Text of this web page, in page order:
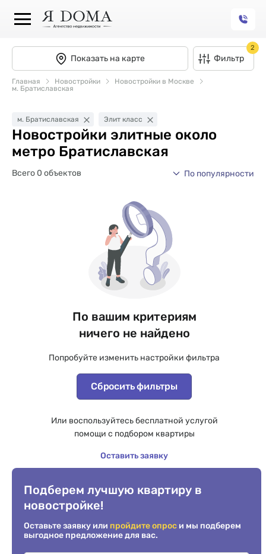
Показать на карте Фильтр
2
Главная Новостройки
Новостройки в Москве
м. Братиславская
м. Братиславская Элит класс
Новостройки элитные около
метро Братиславская
Всего 0 объектов По популярности
По вашим критериям
ничего не найдено
Попробуйте изменить настройки фильтра
Сбросить фильтры
Или воспользуйтесь бесплатной услугой
помощи с подбором квартиры
Оставить заявку
Подберем лучшую квартиру в
новостройке!
Оставьте заявку или пройдите опрос и мы подберем
выгодное предложение для вас.